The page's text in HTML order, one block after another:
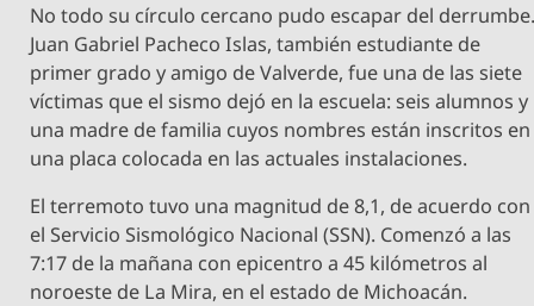
No todo su círculo cercano pudo escapar del
Juan Gabriel Pacheco Islas, también estudiante de
primer grado y amigo de Valverde, fue una de las siete
víctimas que el sismo dejó en la escuela: seis alumnos y
una madre de familia cuyos nombres están inscritos en
una placa colocada en las actuales instalaciones.
El terremoto tuvo una magnitud de 8,1, de acuerdo con
el Servicio Sismológico Nacional (SSN). Comenzó a las
7:17 de la mañana con epicentro a 45 kilómetros al
noroeste de La Mira, en el estado de Michoacán.